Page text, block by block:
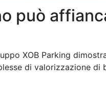
può
XOB Parking
di valorizzazione di